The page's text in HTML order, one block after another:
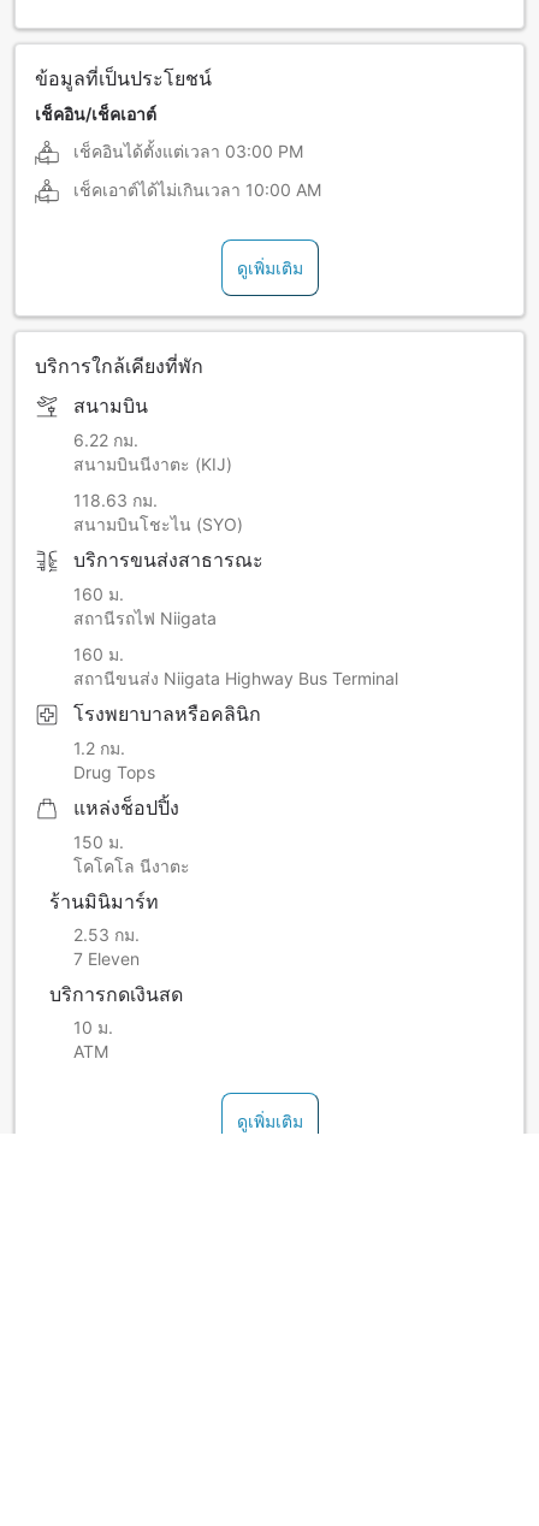
ข้อมูลที่เป็นประโยชน์
เช็คอิน/เช็คเอาต์
เช็คอินได้ตั้งแต่เวลา 03:00 PM
เช็คเอาต์ได้ไม่เกินเวลา 10:00 AM
ดูเพิ่มเติม
บริการใกล้เคียงที่พัก
สนามบิน
6.22 กม.
สนามบินนีงาตะ (KIJ)
118.63 กม.
สนามบินโชะไน (SYO)
บริการขนส่งสาธารณะ
160 ม.
สถานีรถไฟ Niigata
160 ม.
สถานีขนส่ง Niigata Highway Bus Terminal
โรงพยาบาลหรือคลินิก
1.2 กม.
Drug Tops
แหล่งช็อปปิ้ง
150 ม.
โคโคโล นีงาตะ
ร้านมินิมาร์ท
2.53 กม.
7 Eleven
บริการกดเงินสด
10 ม.
ATM
ดูเพิ่มเติม